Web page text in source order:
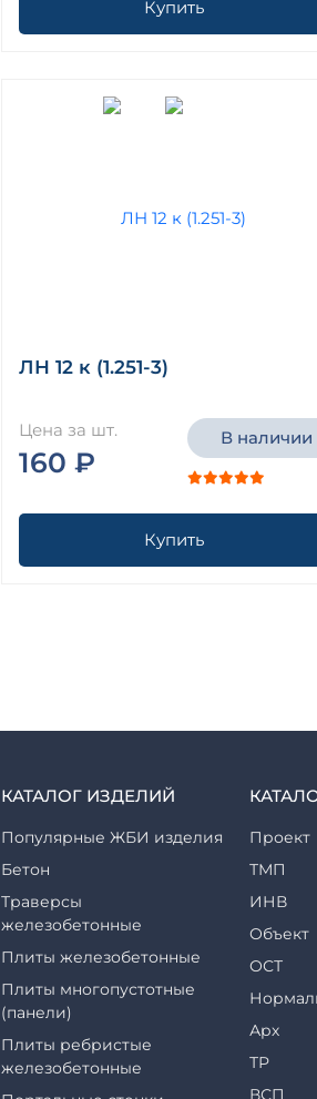
Купить
ЛН 12 к (1.251-3)
Цена за шт.
160 ₽
В наличии
Купить
КАТАЛОГ ИЗДЕЛИЙ
Популярные ЖБИ изделия
Бетон
Траверсы
железобетонные
Плиты железобетонные
Плиты многопустотные
(панели)
Плиты ребристые
железобетонные
Проект
ТМП
ИНВ
Объект
ОСТ
Арх
ТР
ВСП